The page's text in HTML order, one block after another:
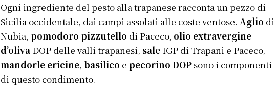
Ogni ingrediente del pesto alla trapanese racconta un pezzo di
Sicilia occidentale, dai campi assolati alle coste ventose.Aglio di
Nubia,pomodoro pizzutello di Paceco, olio extravergine
d’oliva DOP delle valli trapanesi, sale IGP di Trapani e Paceco,
mandorle ericine,basilico epecorino DOP sono i componenti
di questo condimento.